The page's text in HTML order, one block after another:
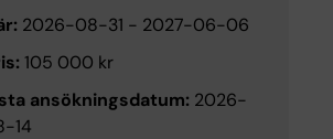
2026-08-31 - 2027-06-06
105 000 kr
ansökningsdatum: 2026-
14